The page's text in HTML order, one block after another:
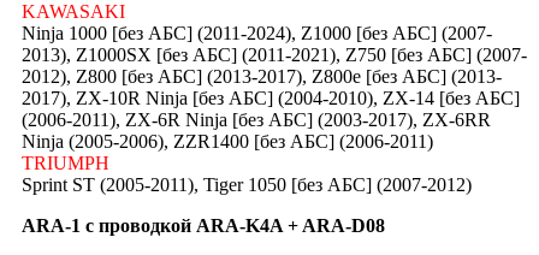
KAWASAKI
Ninja 1000 [без АБС] (2011-2024), Z1000 [без АБС] (2007-
2013), Z1000SX [без АБС] (2011-2021), Z750 [без АБС] (2007-
2012), Z800 [без АБС] (2013-2017), Z800e [без АБС] (2013-
2017), ZX-10R Ninja [без АБС] (2004-2010), ZX-14 [без АБС]
(2006-2011), ZX-6R Ninja [без АБС] (2003-2017), ZX-6RR
Ninja (2005-2006), ZZR1400 [без АБС] (2006-2011)
TRIUMPH
Sprint ST (2005-2011), Tiger 1050 [без АБС] (2007-2012)
ARA-1 с проводкой ARA-K4A + ARA-D08